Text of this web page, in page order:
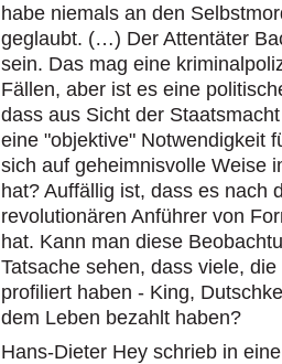
habe niemals an den
geglaubt. (…) Der Attentäter
sein. Das mag eine
Fällen, aber ist es eine
dass aus Sicht der
eine "objektive" Notwendigkeit
sich auf geheimnisvolle Weise
hat? Auffällig ist, dass es nach
revolutionären Anführer von
hat. Kann man diese
Tatsache sehen, dass viele,
profiliert haben - King,
dem Leben bezahlt haben?
Hans-Dieter Hey schrieb in